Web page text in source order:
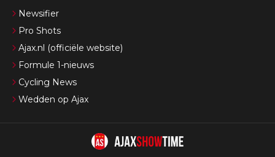
Newsifier
Pro Shots
Ajax.nl (officiële website)
Formule 1-nieuws
Cycling News
Wedden op Ajax